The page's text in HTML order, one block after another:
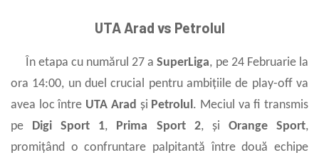
UTA Arad vs Petrolul
În etapa cu numărul 27 aSuperLiga, pe 24 Februarie la
ora 14:00, un duel crucial pentru ambițiile de play-off va
avea loc între UTA Arad și Petrolul. Meciul va fi transmis
pe Digi Sport 1, Prima Sport 2, și Orange Sport,
promițând o confruntare palpitantă între două echipe